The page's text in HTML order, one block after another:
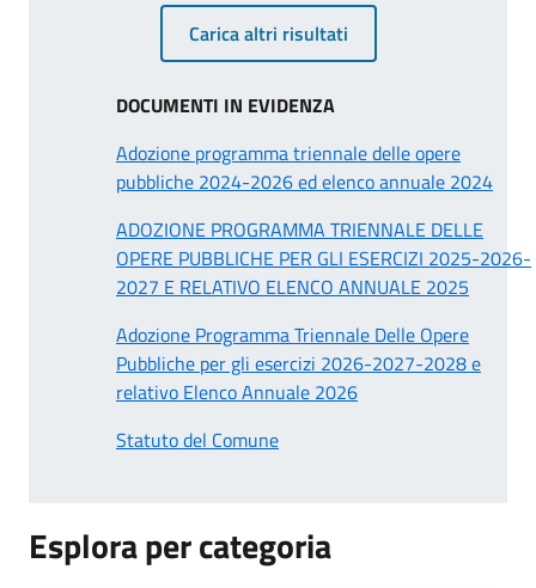
Carica altri risultati
DOCUMENTI IN EVIDENZA
Adozione programma triennale delle opere
pubbliche 2024-2026 ed elenco annuale 2024
ADOZIONE PROGRAMMA TRIENNALE DELLE
OPERE PUBBLICHE PER GLI ESERCIZI 2025-2026-
2027 E RELATIVO ELENCO ANNUALE 2025
Adozione Programma Triennale Delle Opere
Pubbliche per gli esercizi 2026-2027-2028 e
relativo Elenco Annuale 2026
Statuto del Comune
Esplora per categoria